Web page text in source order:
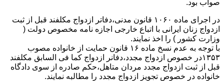
صواب بود.
در اجرای ماده ۱۰۶۰ قانون مدنی،دفاتر ازدواج مکلفند قبل از ثبت
ازدواج زنان ایرانی با اتباع خارجی اجازه نامه مخصوص دولت (
وزارت کشور ) را اخذ نمایند.
با توجه به عدم نسخ ماده ۱۶ قانون حمایت از خانواده مصوب
۱۳۵۳در خصوص ازدواج مجدد،دفانر ازدواج کما فی السابق مکلفند
قبل از ثبت ازدواج مجدد مردان متاهل،حکم صادره از سوی دادگاه
خانواده در خصوص تجویز ازدواج مجدد را مطالبه نمایند.